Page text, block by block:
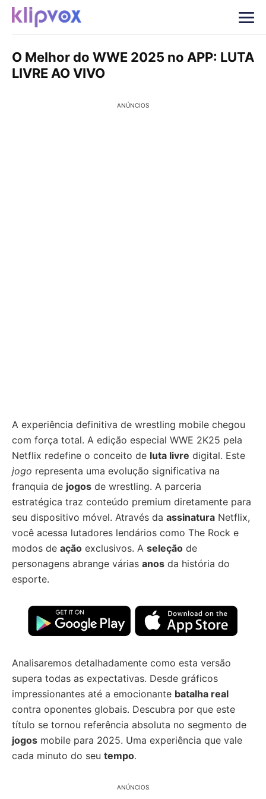
O Melhor do WWE 2025 no APP: LUTA
LIVRE AO VIVO
ANÚNCIOS
A experiência definitiva de wrestling mobile chegou
com força total. A edição especial WWE 2K25 pela
Netflix redefine o conceito de luta livre digital. Este
jogo representa uma evolução significativa na
franquia de jogos de wrestling. A parceria
estratégica traz conteúdo premium diretamente para
seu dispositivo móvel. Através da assinatura Netflix,
você acessa lutadores lendários como The Rock e
modos de ação exclusivos. A seleção de
personagens abrange várias anos da história do
esporte.
Analisaremos detalhadamente como esta versão
supera todas as expectativas. Desde gráficos
impressionantes até a emocionante batalha real
contra oponentes globais. Descubra por que este
título se tornou referência absoluta no segmento de
jogos mobile para 2025. Uma experiência que vale
cada minuto do seu tempo.
ANÚNCIOS